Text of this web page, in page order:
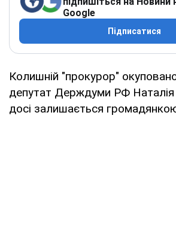
Google
Підписатися
Колишній "прокурор"
депутат Держдуми РФ
досі залишається